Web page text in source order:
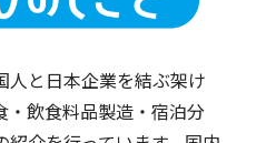
人と日本企業を結ぶ架け
・飲食料品製造・宿泊分